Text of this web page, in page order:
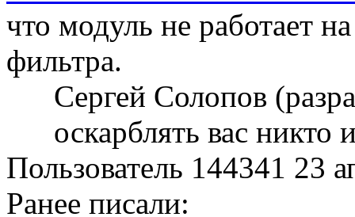
что модуль не работает
фильтра.
Сергей Солопов
оскарблять вас никто
Пользователь 144341 23
Ранее писали: